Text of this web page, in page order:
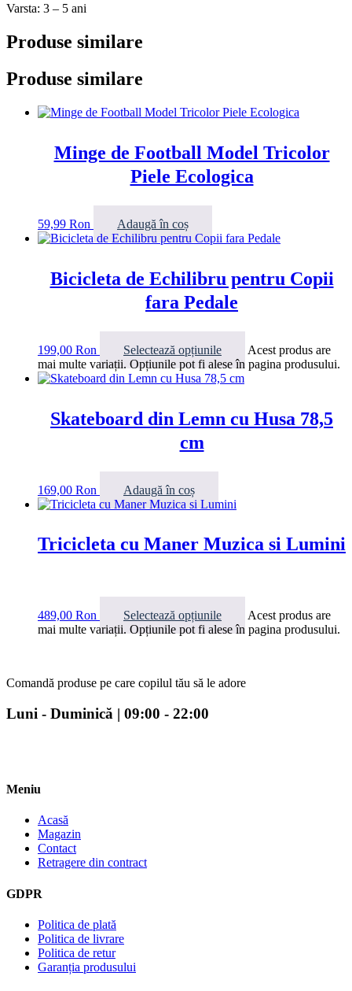
Varsta: 3 – 5 ani
Produse similare
Produse similare
Minge de Football Model Tricolor
Piele Ecologica
59,99 Ron Adaugă în coș
Bicicleta de Echilibru pentru Copii
fara Pedale
199,00 Ron Selectează opțiunile
Acest produs are
mai multe variații. Opțiunile pot fi alese în pagina produsului.
Skateboard din Lemn cu Husa 78,5
cm
169,00 Ron Adaugă în coș
Tricicleta cu Maner Muzica si Lumini
489,00 Ron Selectează opțiunile
Acest produs are
mai multe variații. Opțiunile pot fi alese în pagina produsului.
Comandă produse pe care copilul tău să le adore
Luni - Duminică | 09:00 - 22:00
Meniu
Acasă
Magazin
Contact
Retragere din contract
GDPR
Politica de plată
Politica de livrare
Politica de retur
Garanția produsului